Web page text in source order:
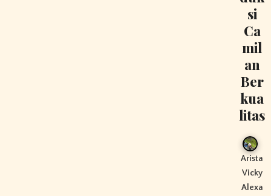
si
Ca
mil
an
Ber
kua
litas
Arista
Vicky
Alexa